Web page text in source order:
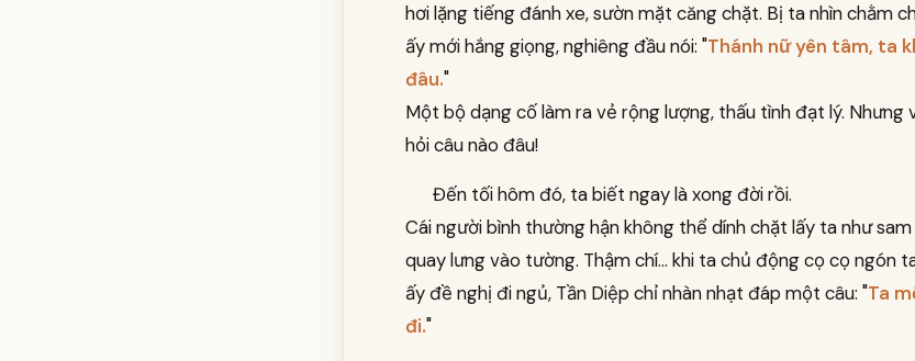
hơi lặng tiếng đánh xe, sườn mặt căng chặt. Bị ta nhìn chằm
ấy mới hắng giọng, nghiêng đầu nói: "Thánh nữ yên tâm, ta
đâu."
Một bộ dạng cố làm ra vẻ rộng lượng, thấu tình đạt lý. Nhưng
hỏi câu nào đâu!
Đến tối hôm đó, ta biết ngay là xong đời rồi.
Cái người bình thường hận không thể dính chặt lấy ta như sam
quay lưng vào tường. Thậm chí... khi ta chủ động cọ cọ ngón
ấy đề nghị đi ngủ, Tần Diệp chỉ nhàn nhạt đáp một câu: "Ta
đi."